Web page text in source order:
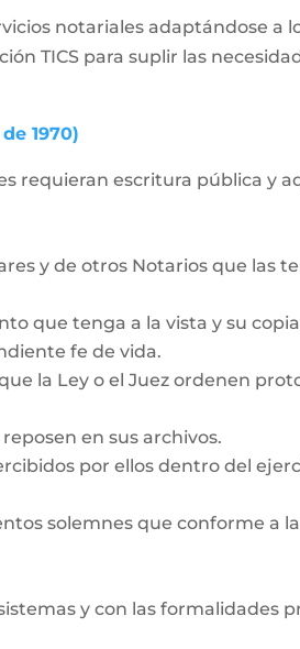
notariales adaptándose a
TICS para suplir las
1970)
requieran escritura pública y
y de otros Notarios que las
que tenga a la vista y su
fe de vida.
la Ley o el Juez ordenen
en sus archivos.
por ellos dentro del
solemnes que conforme a
y con las formalidades